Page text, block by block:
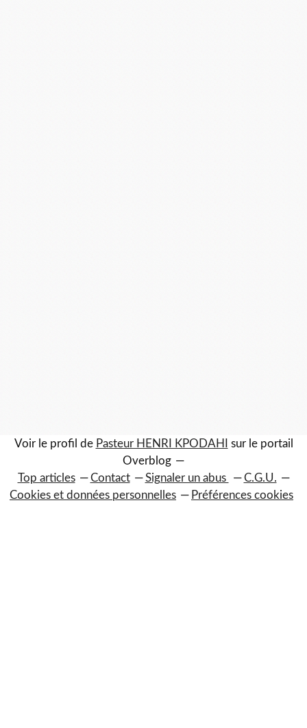
Voir le profil de Pasteur HENRI KPODAHI
sur le portail
Overblog
Top articles
Contact Signaler un abus
C.G.U.
Cookies et données personnelles
Préférences cookies